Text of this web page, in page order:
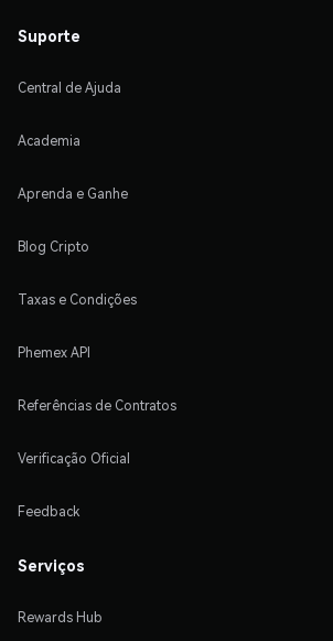
Suporte
Central de Ajuda
Academia
Aprenda e Ganhe
Blog Cripto
Taxas e Condições
Phemex API
Referências de Contratos
Verificação Oficial
Feedback
Serviços
Rewards Hub